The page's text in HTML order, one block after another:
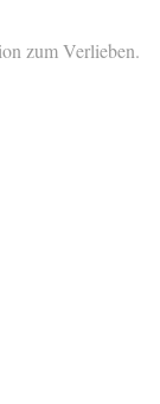
zum Verlieben.